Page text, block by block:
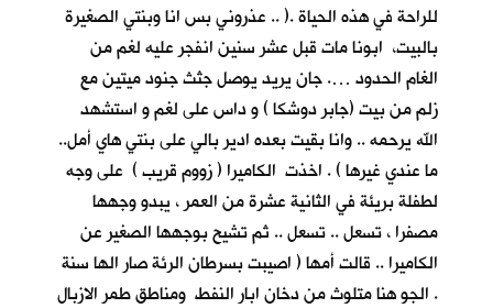
للراحة في هذه الحياة .( .. عذروني بس انا وبنتي الصغيرة
بالبيت، ابونا مات قبل عشر سنين انفجر عليه لغم من
الغام الحدود …. جان يريد يوصل جثث جنود ميتين مع
زلم من بيت (جابر دوشكا ) و داس على لغم و استشهد
الله يرحمه .. وانا بقيت بعده ادير بالي على بنتي هاي أمل..
ما عندي غيرها ) . اخذت الكاميرا ( زووم قريب ) على وجه
لطفلة بريئة في الثانية عشرة من العمر ، يبدو وجهها
مصفرا ، تسعل .. تسعل .. ثم تشيح بوجهها الصغير عن
الكاميرا .. قالت أمها ( اصيبت بسرطان الرئة صار الها سنة
. الجو هنا متلوث من دخان ابار النفط ومناطق طمر الازبال